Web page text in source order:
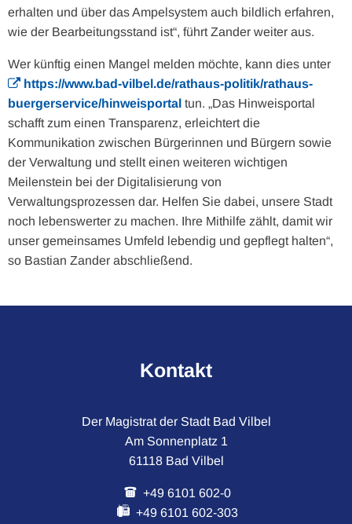
erhalten und über das Ampelsystem auch bildlich erfahren,
wie der Bearbeitungsstand ist“, führt Zander weiter aus.
Wer künftig einen Mangel melden möchte, kann dies unter
https://www.bad-vilbel.de/rathaus-politik/rathaus-
buergerservice/hinweisportal tun. „Das Hinweisportal
schafft zum einen Transparenz, erleichtert die
Kommunikation zwischen Bürgerinnen und Bürgern sowie
der Verwaltung und stellt einen weiteren wichtigen
Meilenstein bei der Digitalisierung von
Verwaltungsprozessen dar. Helfen Sie dabei, unsere Stadt
noch lebenswerter zu machen. Ihre Mithilfe zählt, damit wir
unser gemeinsames Umfeld lebendig und gepflegt halten“,
so Bastian Zander abschließend.
Kontakt
Der Magistrat der Stadt Bad Vilbel
Am Sonnenplatz 1
61118 Bad Vilbel
+49 6101 602-0
+49 6101 602-303